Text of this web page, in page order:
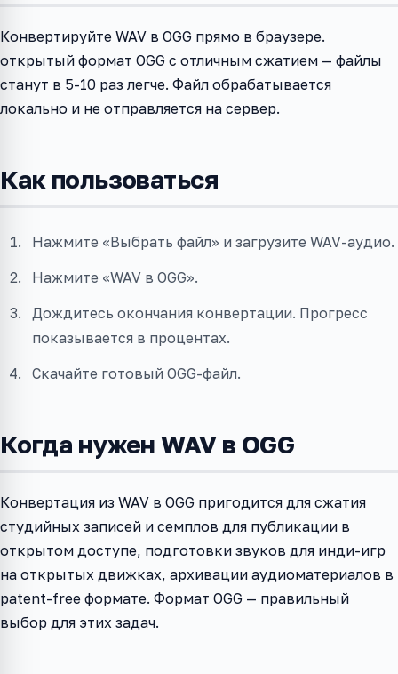
Конвертируйте WAV в OGG прямо в браузере.
открытый формат OGG с отличным сжатием — файлы
станут в 5-10 раз легче. Файл обрабатывается
локально и не отправляется на сервер.
Как пользоваться
Нажмите «Выбрать файл» и загрузите WAV-аудио.
Нажмите «WAV в OGG».
Дождитесь окончания конвертации. Прогресс
показывается в процентах.
Скачайте готовый OGG-файл.
Когда нужен WAV в OGG
Конвертация из WAV в OGG пригодится для сжатия
студийных записей и семплов для публикации в
открытом доступе, подготовки звуков для инди-игр
на открытых движках, архивации аудиоматериалов в
patent-free формате. Формат OGG — правильный
выбор для этих задач.